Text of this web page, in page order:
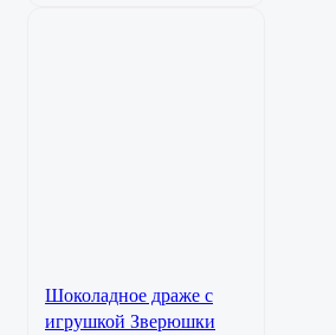
Шоколадное драже с
игрушкой Зверюшки